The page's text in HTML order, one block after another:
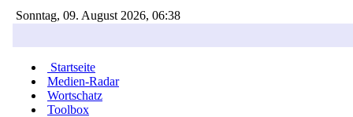
Sonntag, 09. August 2026, 06:38
Startseite
Medien-Radar
Wortschatz
Toolbox